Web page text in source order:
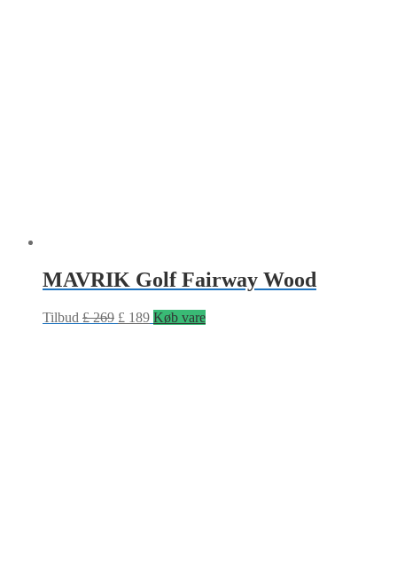
MAVRIK Golf Fairway Wood
Tilbud £269 £ 189 Køb vare